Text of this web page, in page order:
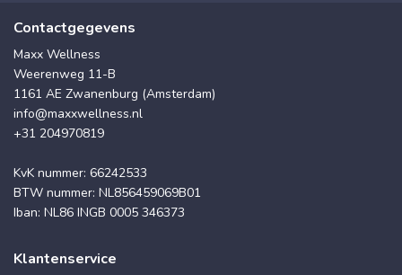
Contactgegevens
Maxx Wellness
Weerenweg 11-B
1161 AE Zwanenburg (Amsterdam)
info@maxxwellness.nl
+31 204970819
KvK nummer: 66242533
BTW nummer: NL856459069B01
Iban: NL86 INGB 0005 346373
Klantenservice